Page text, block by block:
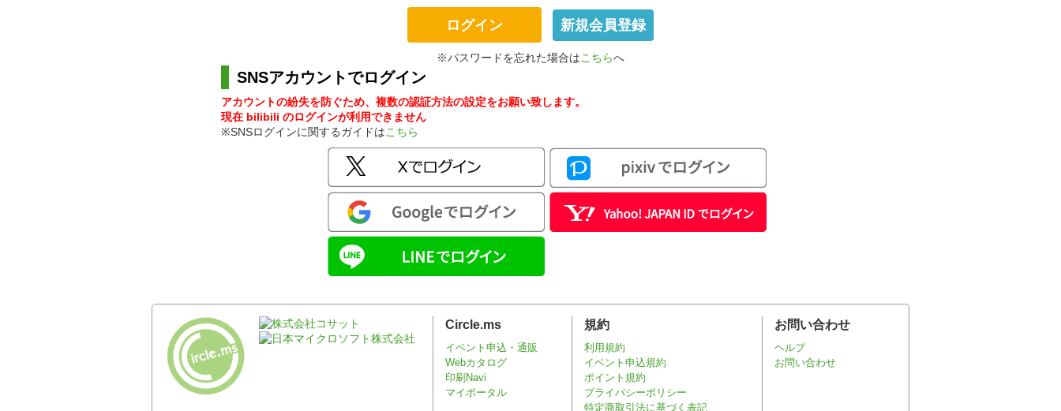
新規会員登録
※パスワードを忘れた場合はこちらへ
SNSアカウントでログイン
アカウントの紛失を防ぐため、複数の認証方法の設定をお願い致します。
現在 bilibili のログインが利用できません
※SNSログインに関するガイドはこちら
Circle.ms
イベント申込・通販
Webカタログ
印刷Navi
マイポータル
規約
利用規約
イベント申込規約
ポイント規約
プライバシーポリシー
特定商取引法に基づく表記
お問い合わせ
ヘルプ
お問い合わせ